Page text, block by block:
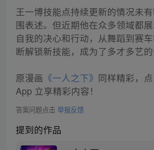
王一博技能点持续更新的情况未
围表述。但近期他在众多领域都
自我的决心和行动，从舞蹈到赛
断解锁新技能，成为了多才多艺的
原漫画 《一人之下》 同样精彩，
App 立享精彩内容！
答案问题点击 举报反馈
提到的作品